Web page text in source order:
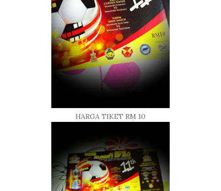
HARGA TIKET RM 10